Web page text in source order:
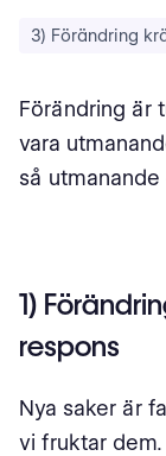
‍3) Förändring
Förändring är
vara
så
1)
respons
Nya saker är
vi fruktar